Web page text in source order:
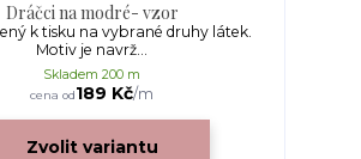
Dráčci na modré- vzor
k tisku na vybrané druhy látek.
Motiv je navrž...
cena od189 Kč/m
Skladem 200 m
Zvolit variantu